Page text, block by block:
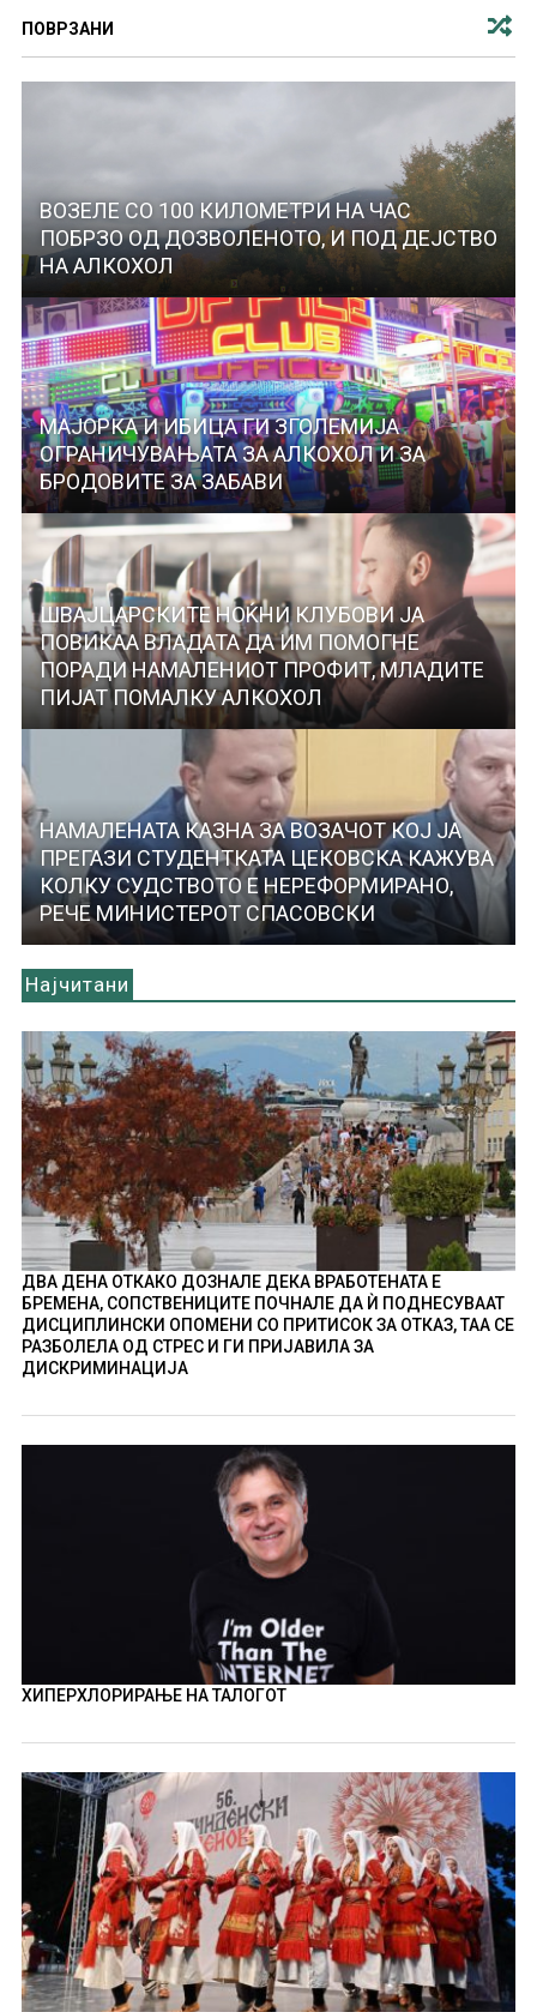
ПОВРЗАНИ
ВОЗЕЛЕ СО 100 КИЛОМЕТРИ НА ЧАС
ПОБРЗО ОД ДОЗВОЛЕНОТО, И ПОД ДЕЈСТВО
НА АЛКОХОЛ
МАЈОРКА И ИБИЦА ГИ ЗГОЛЕМИЈА
ОГРАНИЧУВАЊАТА ЗА АЛКОХОЛ И ЗА
БРОДОВИТЕ ЗА ЗАБАВИ
ШВАЈЦАРСКИТЕ НОЌНИ КЛУБОВИ ЈА
ПОВИКАА ВЛАДАТА ДА ИМ ПОМОГНЕ
ПОРАДИ НАМАЛЕНИОТ ПРОФИТ, МЛАДИТЕ
ПИЈАТ ПОМАЛКУ АЛКОХОЛ
НАМАЛЕНАТА КАЗНА ЗА ВОЗАЧОТ КОЈ ЈА
ПРЕГАЗИ СТУДЕНТКАТА ЦЕКОВСКА КАЖУВА
КОЛКУ СУДСТВОТО Е НЕРЕФОРМИРАНО,
РЕЧЕ МИНИСТЕРОТ СПАСОВСКИ
Најчитани
ДВА ДЕНА ОТКАКО ДОЗНАЛЕ ДЕКА ВРАБОТЕНАТА Е
БРЕМЕНА, СОПСТВЕНИЦИТЕ ПОЧНАЛЕ ДА Ѝ ПОДНЕСУВААТ
ДИСЦИПЛИНСКИ ОПОМЕНИ СО ПРИТИСОК ЗА ОТКАЗ, ТАА СЕ
РАЗБОЛЕЛА ОД СТРЕС И ГИ ПРИЈАВИЛА ЗА
ДИСКРИМИНАЦИЈА
ХИПЕРХЛОРИРАЊЕ НА ТАЛОГОТ